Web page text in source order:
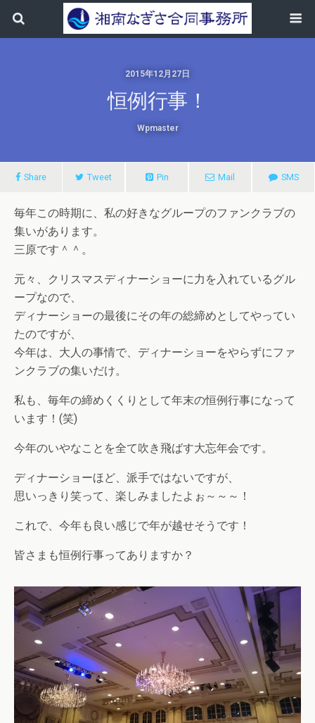
2015年12月27日
恒例行事！
Wpmaster
Share Tweet Pin Mail SMS
毎年この時期に、私の好きなグループのファンクラブの
集いがあります。
三原です＾＾。
元々、クリスマスディナーショーに力を入れているグル
ープなので、
ディナーショーの最後にその年の総締めとしてやってい
たのですが、
今年は、大人の事情で、ディナーショーをやらずにファ
ンクラブの集いだけ。
私も、毎年の締めくくりとして年末の恒例行事になって
います！(笑)
今年のいやなことを全て吹き飛ばす大忘年会です。
ディナーショーほど、派手ではないですが、
思いっきり笑って、楽しみましたよぉ～～～！
これで、今年も良い感じで年が越せそうです！
皆さまも恒例行事ってありますか？